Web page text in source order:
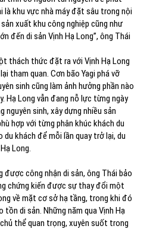
là khu vực nhà máy đặt sâu trong nội
xuất khu công nghiệp cũng như
đến di sản Vịnh Hạ Long”, ông Thái
thách thức đặt ra với Vịnh Hạ Long
tham quan. Cơn bão Yagi phá vỡ
sinh cũng làm ảnh hưởng phần nào
Hạ Long vẫn đang nỗ lực từng ngày
nguyên sinh, xây dựng nhiều sản
hợp với từng phân khúc khách du
khách để mỗi lần quay trở lại, du
Long.
được công nhận di sản, ông Thái bảo
chứng kiến được sự thay đổi một
về mặt cơ sở hạ tầng, trong khi đó
tồn di sản. Những năm qua Vịnh Hạ
thể quan trọng, xuyên suốt trong